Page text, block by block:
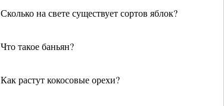
Сколько на свете существует сортов яблок?
Что такое баньян?
Как растут кокосовые орехи?